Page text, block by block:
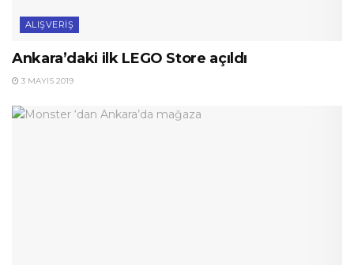
ALIŞVERIŞ
Ankara’daki ilk LEGO Store açıldı
3 MAYIS 2019